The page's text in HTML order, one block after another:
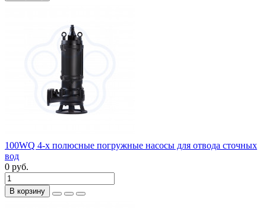
100WQ 4-х полюсные погружные насосы для отвода сточных
вод
0 руб.
В корзину